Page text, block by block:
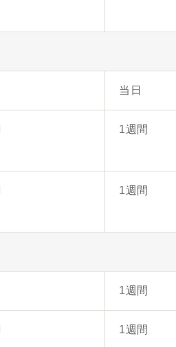
当日
1週間
1週間
1週間
1週間